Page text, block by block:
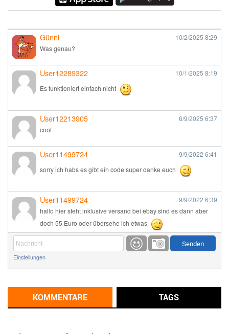
Günni 10/2/2025 8:29
Was genau?
User12289322 10/1/2025 8:19
Es funktioniert einfach nicht
User12213905 6/9/2025 6:37
cool
User11499724 9/9/2022 6:41
sorry ich habs es gibt ein code super danke euch
User11499724 9/9/2022 6:39
hallo hier steht inklusive versand bei ebay sind es dann aber
doch 55 Euro oder übersehe ich etwas
Günni 9/1/20226:17
Günni
Einstellungen
KOMMENTARE TAGS